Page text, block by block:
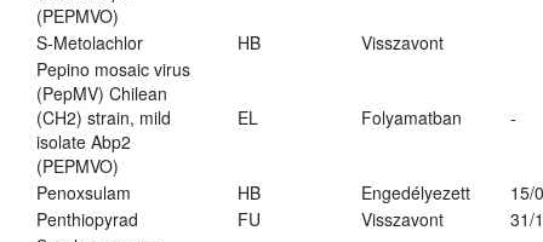
(PEPMVO)
S-Metolachlor HB
Visszavont
Pepino mosaic virus
(PepMV) Chilean
(CH2) strain, mild
isolate Abp2
(PEPMVO)
EL Folyamatban -
Penoxsulam HB Engedélyezett
15/
Penthiopyrad
FU Visszavont
31/